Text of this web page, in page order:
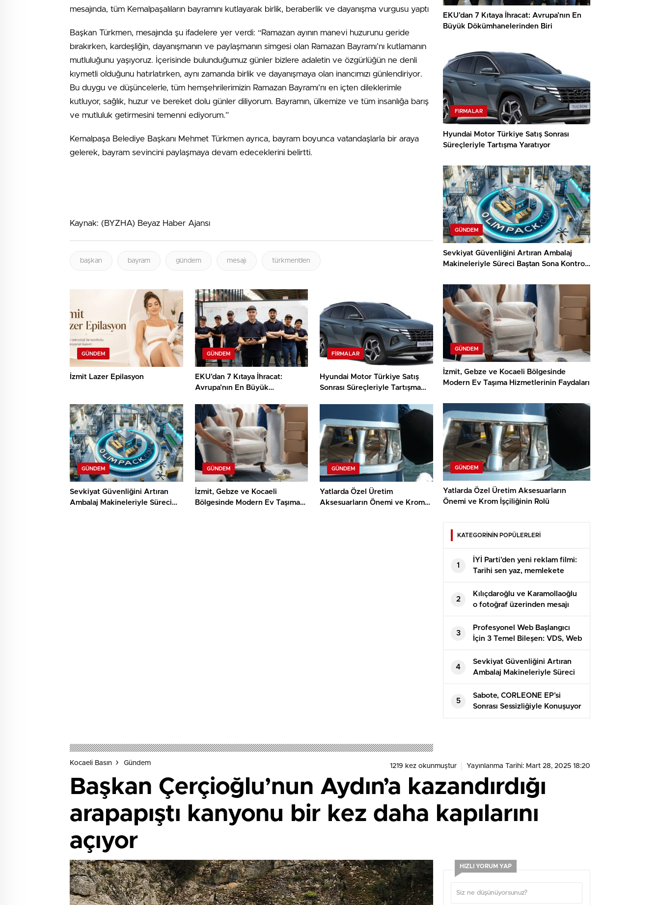
mesajında, tüm Kemalpaşalıların bayramını kutlayarak birlik, beraberlik ve dayanışma vurgusu yaptı
Başkan Türkmen, mesajında şu ifadelere yer verdi: “Ramazan ayının manevi huzurunu geride
bırakırken, kardeşliğin, dayanışmanın ve paylaşmanın simgesi olan Ramazan Bayramı’nı kutlamanın
mutluluğunu yaşıyoruz. İçerisinde bulunduğumuz günler bizlere adaletin ve özgürlüğün ne denli
kıymetli olduğunu hatırlatırken, aynı zamanda birlik ve dayanışmaya olan inancımızı günlendiriyor.
Bu duygu ve düşüncelerle, tüm hemşehrilerimizin Ramazan Bayramı’nı en içten dileklerimle
kutluyor, sağlık, huzur ve bereket dolu günler diliyorum. Bayramın, ülkemize ve tüm insanlığa barış
ve mutluluk getirmesini temenni ediyorum.”
Kemalpaşa Belediye Başkanı Mehmet Türkmen ayrıca, bayram boyunca vatandaşlarla bir araya
gelerek, bayram sevincini paylaşmaya devam edeceklerini belirtti.
Kaynak: (BYZHA) Beyaz Haber Ajansı
başkan bayram gündem mesajı türkmen’den
GÜNDEM
İzmit Lazer Epilasyon
GÜNDEM
EKU’dan 7 Kıtaya İhracat:
Avrupa’nın En Büyük
FIRMALAR
Hyundai Motor Türkiye Satış
Sonrası Süreçleriyle Tartışma
GÜNDEM
Sevkiyat Güvenliğini Artıran
Ambalaj Makineleriyle Süreci
GÜNDEM
İzmit, Gebze ve Kocaeli
Bölgesinde Modern Ev Taşıma
GÜNDEM
Yatlarda Özel Üretim
Aksesuarların Önemi ve Krom
EKU’dan 7 Kıtaya İhracat: Avrupa’nın En
Büyük Dökümhanelerinden Biri
FIRMALAR
Hyundai Motor Türkiye Satış Sonrası
Süreçleriyle Tartışma Yaratıyor
GÜNDEM
Sevkiyat Güvenliğini Artıran Ambalaj
Makineleriyle Süreci Baştan Sona Kontrol
GÜNDEM
İzmit, Gebze ve Kocaeli Bölgesinde
Modern Ev Taşıma Hizmetlerinin Faydaları
GÜNDEM
Yatlarda Özel Üretim Aksesuarların
Önemi ve Krom İşçiliğinin Rolü
KATEGORİNİN POPÜLERLERİ
1
İYİ Parti’den yeni reklam filmi:
Tarihi sen yaz, memlekete
bahar gelsin
2
Kılıçdaroğlu ve Karamollaoğlu
o fotoğraf üzerinden mesajı
verdi
3
Profesyonel Web Başlangıcı
İçin 3 Temel Bileşen: VDS, Web
Hosting ve DV SSL
4
Sevkiyat Güvenliğini Artıran
Ambalaj Makineleriyle Süreci
Baştan Sona Kontrol Edin
5
Sabote, CORLEONE EP’si
Sonrası Sessizliğiyle Konuşuyor
Kocaeli Basın Gündem 1219 kez okunmuştur Yayınlanma Tarihi: Mart 28, 2025 18:20
Başkan Çerçioğlu’nun Aydın’a kazandırdığı
arapapıştı kanyonu bir kez daha kapılarını
açıyor
HIZLI YORUM YAP